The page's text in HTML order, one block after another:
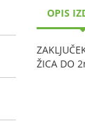
OPIS
ŽICA DO